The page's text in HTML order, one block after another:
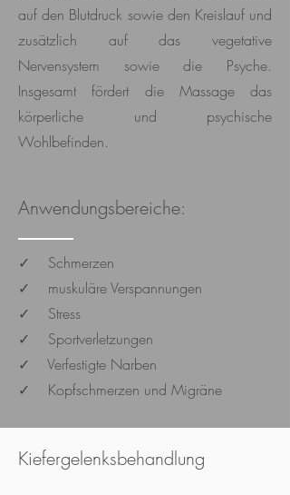
Kiefergelenksbehandlung
auf den Blutdruck sowie den Kreislauf und
zusätzlich auf das vegetative
Nervensystem sowie die Psyche.
Insgesamt fördert die Massage das
körperliche und psychische
Wohlbefinden.
✓ Schmerzen
✓ muskuläre Verspannungen
✓ Stress
✓ Sportverletzungen
✓ Verfestigte Narben
✓ Kopfschmerzen und Migräne
Anwendungsbereiche: